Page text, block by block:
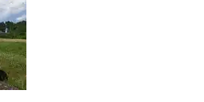
Stream Pop·
6-tlg·